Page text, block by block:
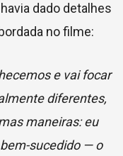
dado detalhes
no filme:
e vai focar
diferentes,
maneiras: eu
sucedido — o